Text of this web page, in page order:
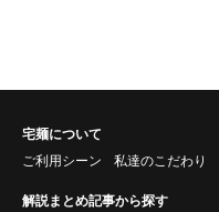
宅麺について
ご利用シーン
私達のこだわり
解説まとめ記事から探す